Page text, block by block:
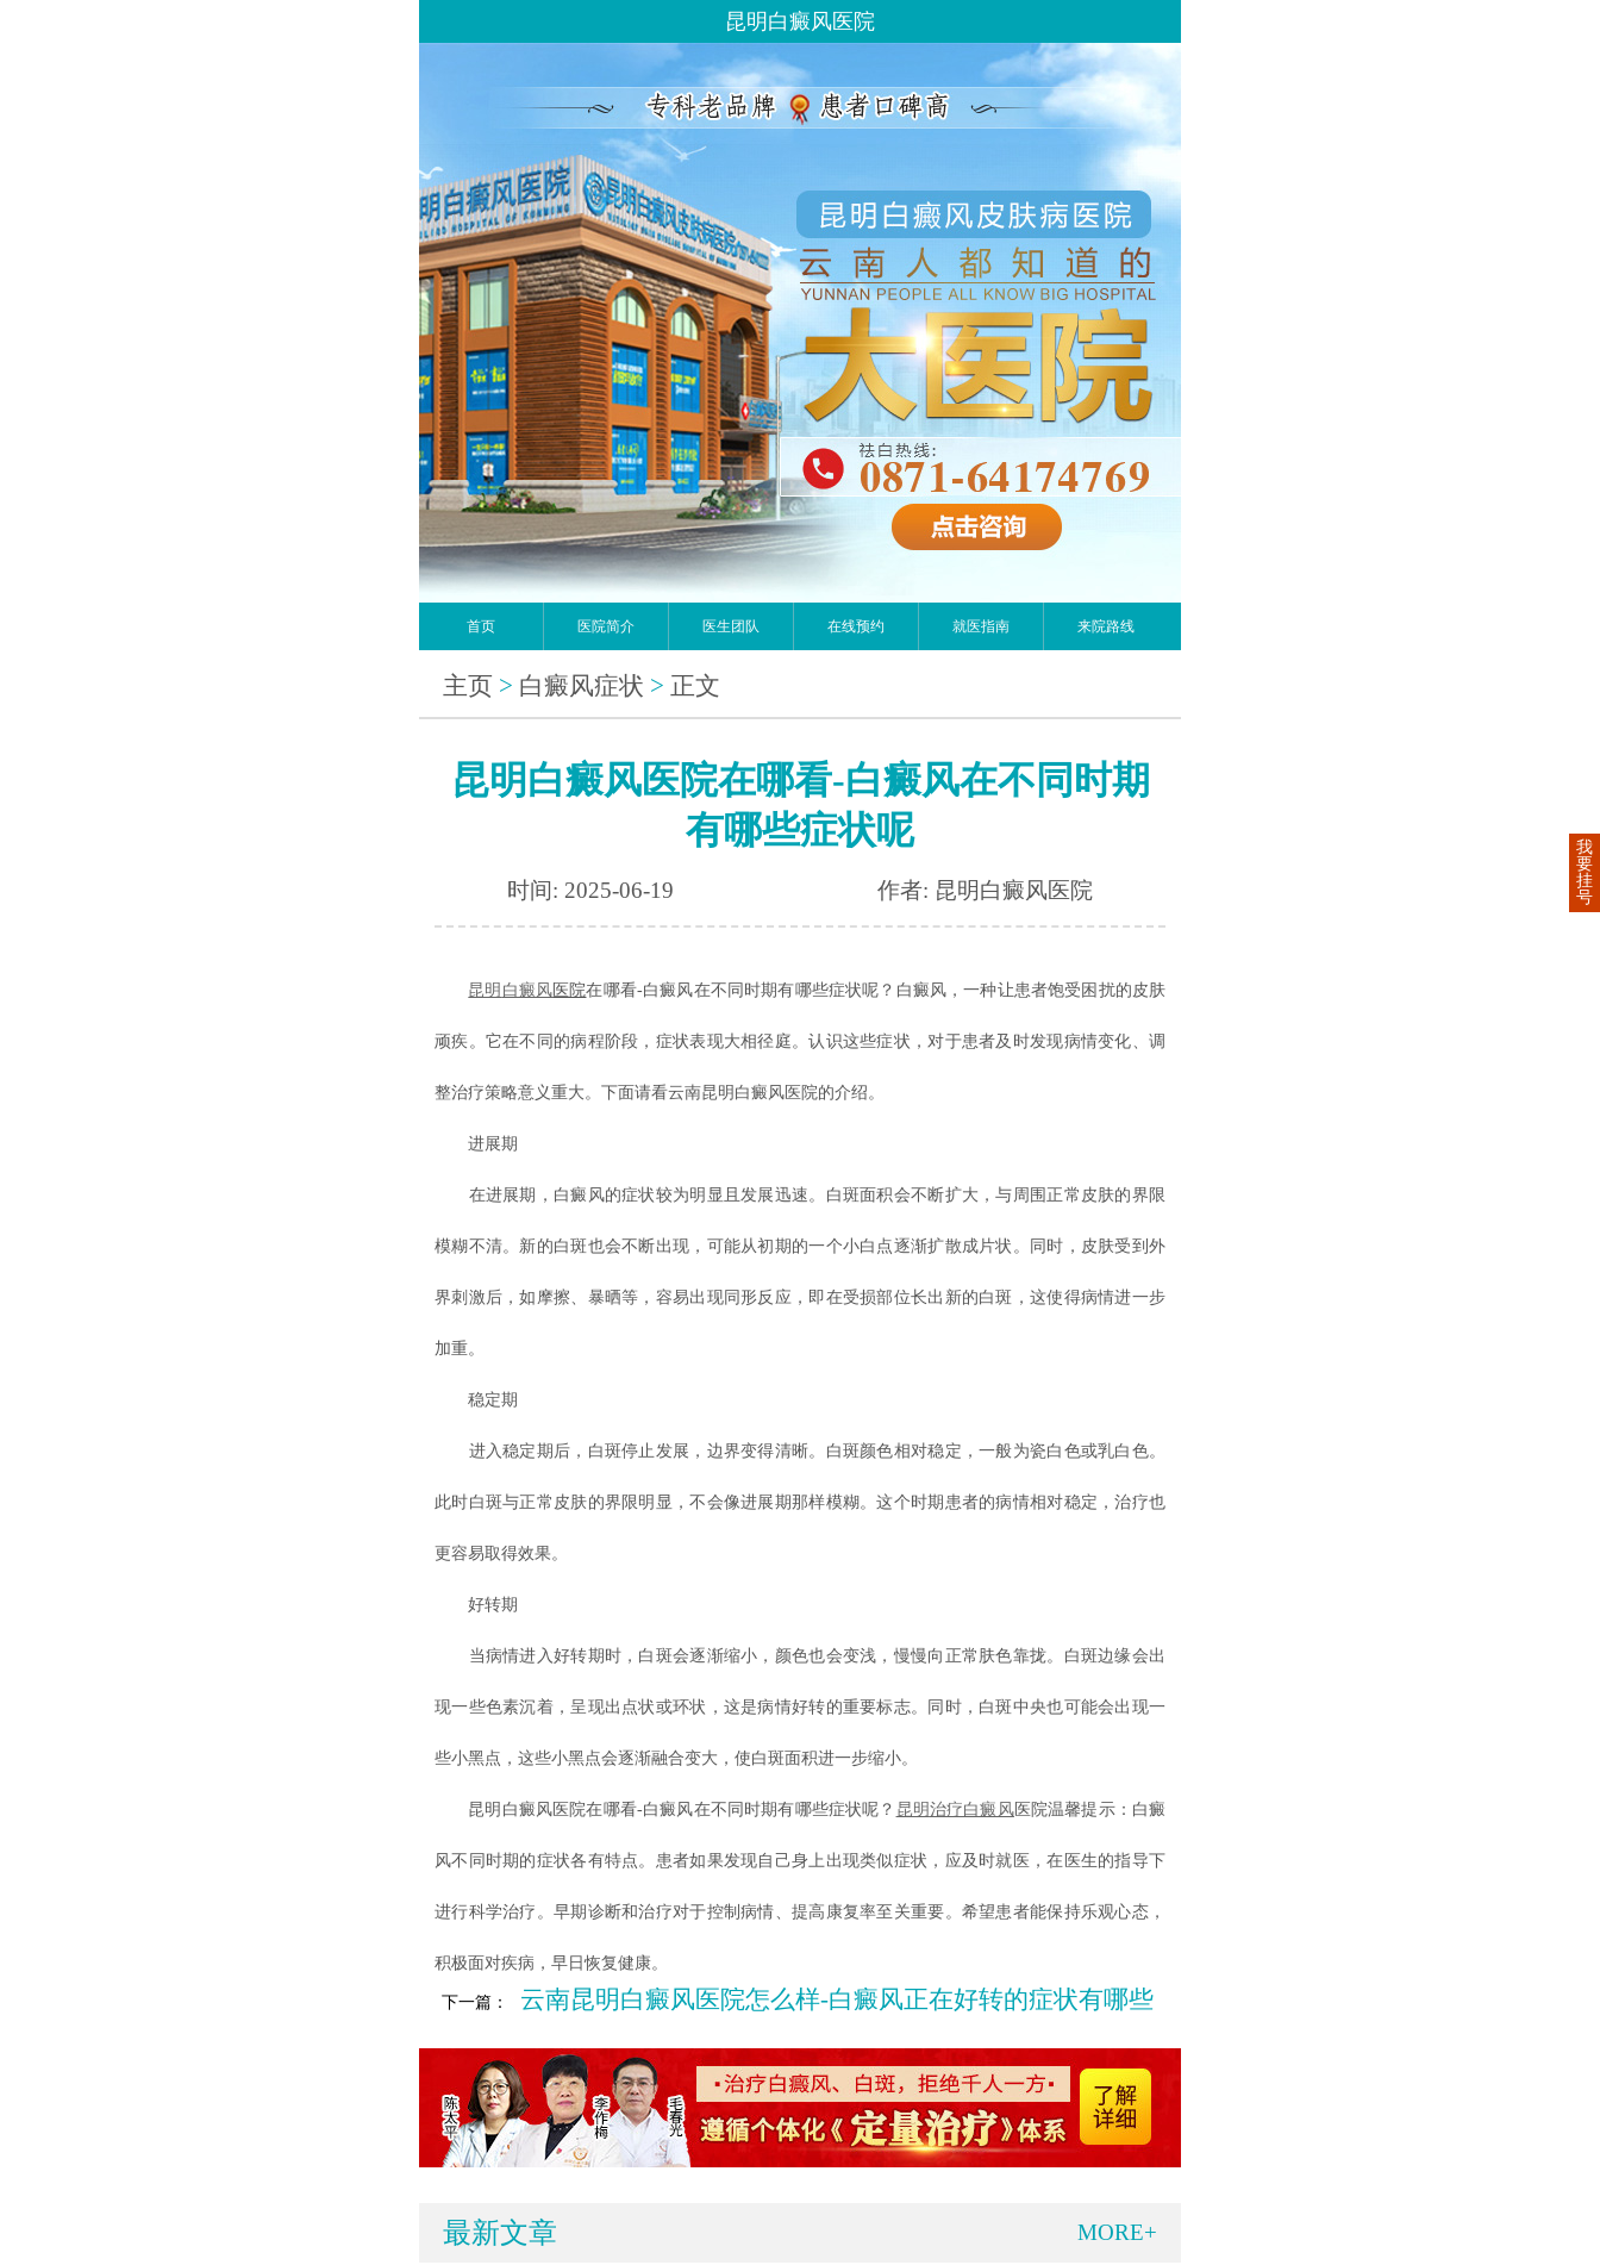
昆明白癜风医院
首页 医院简介 医生团队 在线预约 就医指南 来院路线
主页 > 白癜风症状 > 正文
昆明白癜风医院在哪看-白癜风在不同时期
有哪些症状呢
时间: 2025-06-19 作者: 昆明白癜风医院
昆明 白癜风 医院在哪看-白癜风在不同时期有哪些症状呢？白癜风，一种让患者饱受困扰的皮肤
顽疾。它在不同的病程阶段，症状表现大相径庭。认识这些症状，对于患者及时发现病情变化、调
整治疗策略意义重大。下面请看云南昆明白癜风医院的介绍。
进展期
在进展期，白癜风的症状较为明显且发展迅速。白斑面积会不断扩大，与周围正常皮肤的界限
模糊不清。新的白斑也会不断出现，可能从初期的一个小白点逐渐扩散成片状。同时，皮肤受到外
界刺激后，如摩擦、暴晒等，容易出现同形反应，即在受损部位长出新的白斑，这使得病情进一步
加重。
稳定期
进入稳定期后，白斑停止发展，边界变得清晰。白斑颜色相对稳定，一般为瓷白色或乳白色。
此时白斑与正常皮肤的界限明显，不会像进展期那样模糊。这个时期患者的病情相对稳定，治疗也
更容易取得效果。
好转期
当病情进入好转期时，白斑会逐渐缩小，颜色也会变浅，慢慢向正常肤色靠拢。白斑边缘会出
现一些色素沉着，呈现出点状或环状，这是病情好转的重要标志。同时，白斑中央也可能会出现一
些小黑点，这些小黑点会逐渐融合变大，使白斑面积进一步缩小。
昆明白癜风医院在哪看-白癜风在不同时期有哪些症状呢？ 昆明治疗白癜风医院温馨提示：白癜
风不同时期的症状各有特点。患者如果发现自己身上出现类似症状，应及时就医，在医生的指导下
进行科学治疗。早期诊断和治疗对于控制病情、提高康复率至关重要。希望患者能保持乐观心态，
积极面对疾病，早日恢复健康。
下一篇： 云南昆明白癜风医院怎么样-白癜风正在好转的症状有哪些
最新文章 MORE+
我
要
挂
号